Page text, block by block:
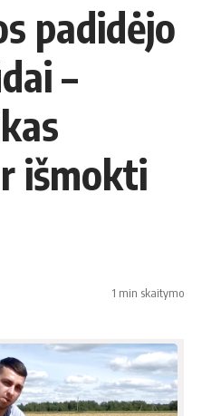
padidėjo
–
išmokti
1 min skaitymo